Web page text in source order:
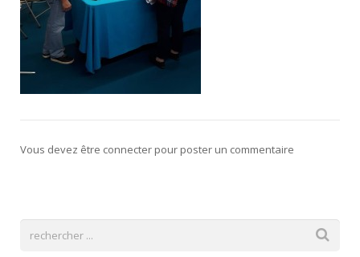
Vous devez être connecter pour poster un commentaire